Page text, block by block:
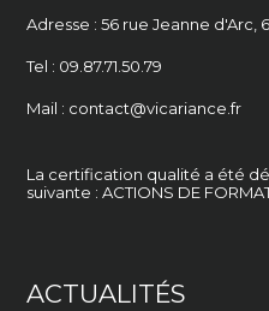
Adresse : 56 rue Jeanne d'Arc,
Tel : 09.87.71.50.79
Mail : contact@vicariance.fr
La certification qualité a été
suivante : ACTIONS DE
ACTUALITÉS